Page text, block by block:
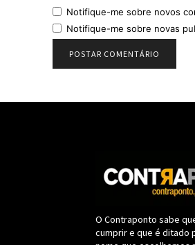
Notifique-me sobre novos
Notifique-me sobre novas
O Contraponto sabe
cumprir e que é ditado